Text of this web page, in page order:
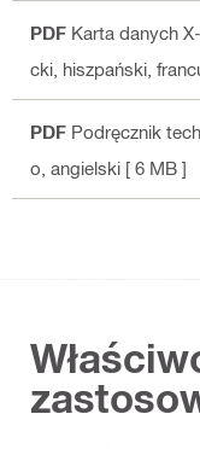
PDF Karta danych
cki, hiszpański,
PDF Podręcznik
o , angielski [ 6 MB ]